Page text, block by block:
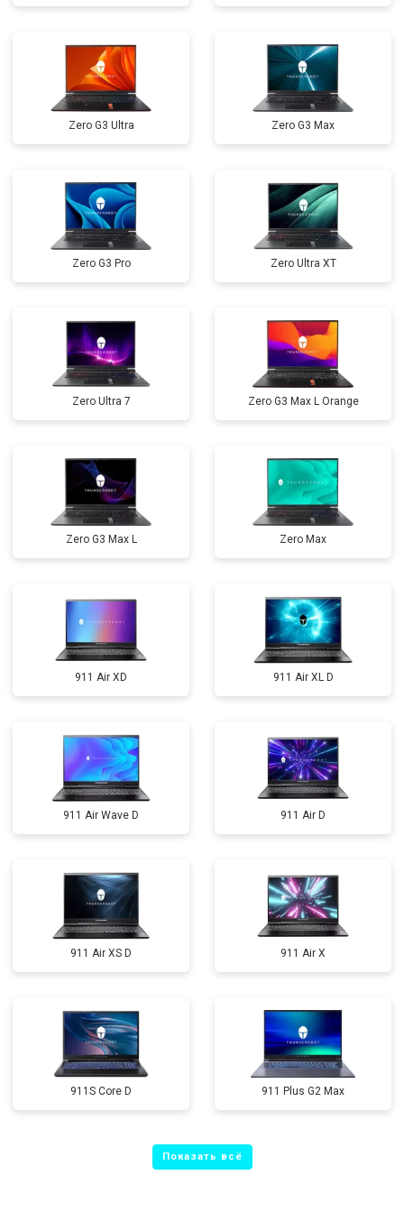
Замена оперативной памяти от 1100 ₽ Заказать
Прошивка BIOS от 1500 ₽ Заказать
Замена северного моста от 3500 ₽
Zero G3 Ultra Zero G3 Max
Zero G3 Pro Zero Ultra XT
Zero Ultra 7 Zero G3 Max L Orange
Zero G3 Max L Zero Max
911 Air XD 911 Air XL D
911 Air Wave D 911 Air D
911 Air XS D 911 Air X
911S Core D 911 Plus G2 Max